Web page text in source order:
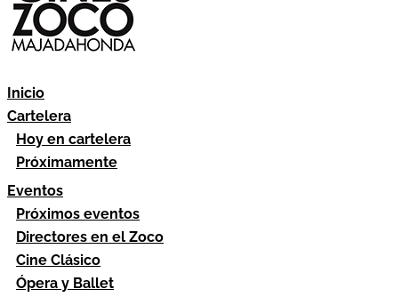
Inicio
Cartelera
Hoy en cartelera
Próximamente
Eventos
Próximos eventos
Directores en el Zoco
Cine Clásico
Ópera y Ballet